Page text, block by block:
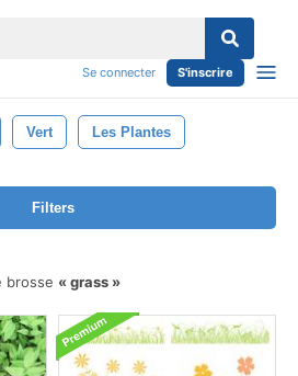
Se connecter S'inscrire
Vert Les Plantes
Filters
brosse
grass